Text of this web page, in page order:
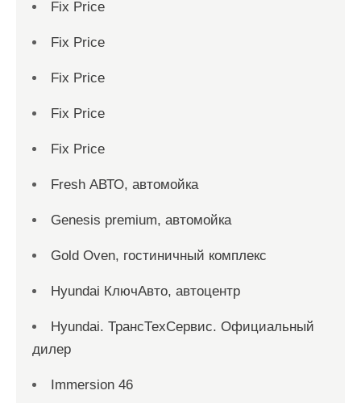
Fix Price
Fix Price
Fix Price
Fix Price
Fix Price
Fresh АВТО, автомойка
Genesis premium, автомойка
Gold Oven, гостиничный комплекс
Hyundai КлючАвто, автоцентр
Hyundai. ТрансТехСервис. Официальный
дилер
Immersion 46